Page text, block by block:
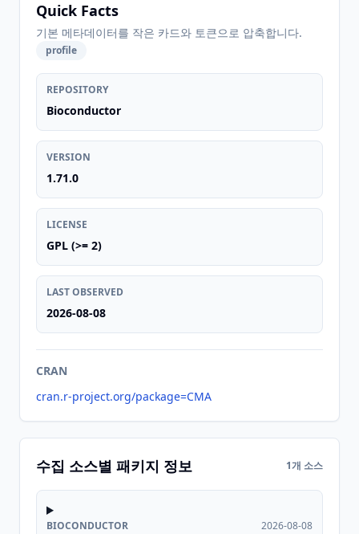
Quick Facts
기본 메타데이터를 작은 카드와 토큰으로 압축합니다.
profile
REPOSITORY
Bioconductor
VERSION
1.71.0
LICENSE
GPL (>= 2)
LAST OBSERVED
2026-08-08
CRAN
cran.r-project.org/package=CMA
수집 소스별 패키지 정보 1개 소스
BIOCONDUCTOR 2026-08-08